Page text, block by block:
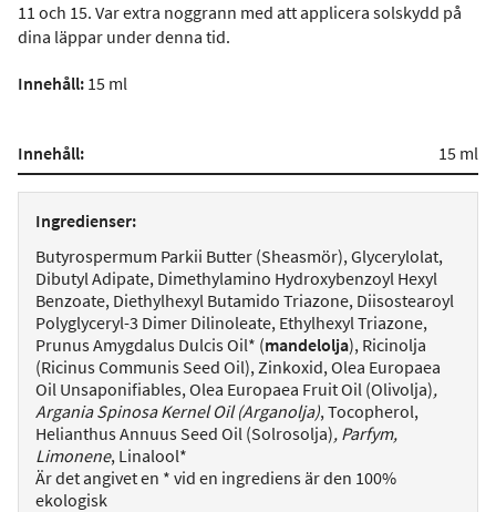
11 och 15. Var extra noggrann med att applicera solskydd på
dina läppar under denna tid.
Innehåll: 15 ml
Innehåll: 15 ml
Ingredienser:
Butyrospermum Parkii Butter (Sheasmör), Glycerylolat,
Dibutyl Adipate, Dimethylamino Hydroxybenzoyl Hexyl
Benzoate, Diethylhexyl Butamido Triazone, Diisostearoyl
Polyglyceryl-3 Dimer Dilinoleate, Ethylhexyl Triazone,
Prunus Amygdalus Dulcis Oil* (mandelolja), Ricinolja
(Ricinus Communis Seed Oil), Zinkoxid, Olea Europaea
Oil Unsaponifiables, Olea Europaea Fruit Oil (Olivolja),
Argania Spinosa Kernel Oil (Arganolja), Tocopherol,
Helianthus Annuus Seed Oil (Solrosolja), Parfym,
Limonene, Linalool*
Är det angivet en * vid en ingrediens är den 100%
ekologisk